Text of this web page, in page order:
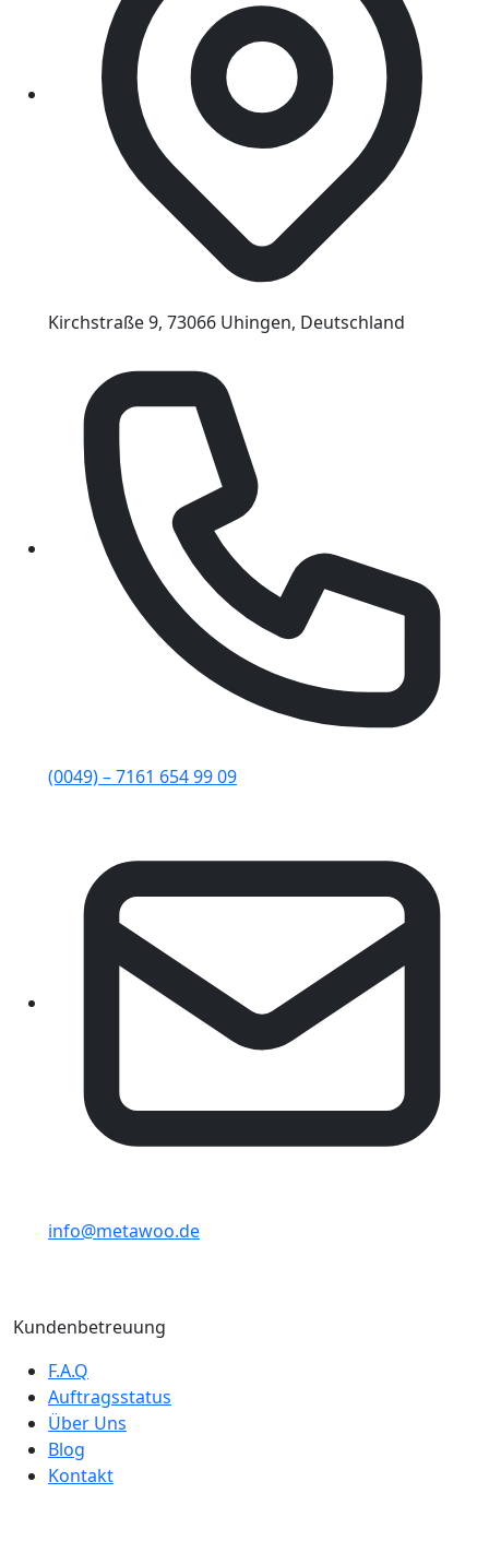
Kirchstraße 9, 73066 Uhingen, Deutschland
(0049) – 7161 654 99 09
info@metawoo.de
Kundenbetreuung
F.A.Q
Auftragsstatus
Über Uns
Blog
Kontakt